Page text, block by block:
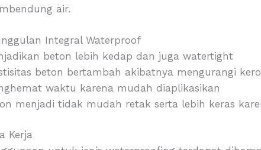
air.
Integral Waterproof
beton lebih kedap dan juga watertight
beton bertambah akibatnya mengurangi
waktu karena mudah diaplikasikan
menjadi tidak mudah retak serta lebih keras
Kerja